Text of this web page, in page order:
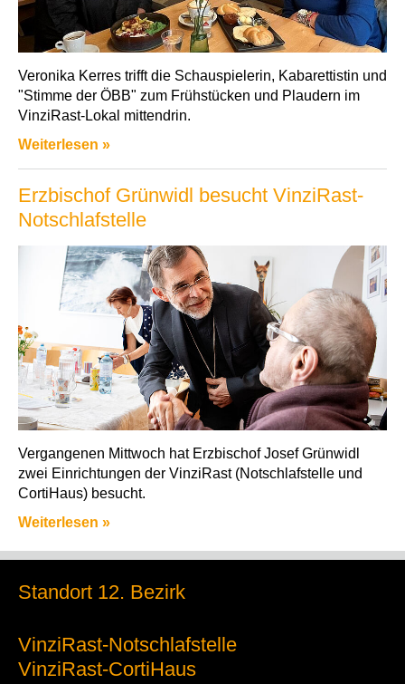
Veronika Kerres trifft die Schauspielerin, Kabarettistin und
"Stimme der ÖBB" zum Frühstücken und Plaudern im
VinziRast-Lokal mittendrin.
Weiterlesen »
Erzbischof Grünwidl besucht VinziRast-
Notschlafstelle
Vergangenen Mittwoch hat Erzbischof Josef Grünwidl
zwei Einrichtungen der VinziRast (Notschlafstelle und
CortiHaus) besucht.
Weiterlesen »
Standort 12. Bezirk
VinziRast-Notschlafstelle
VinziRast-CortiHaus